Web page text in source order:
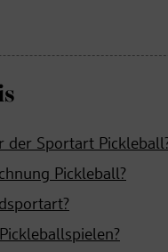
der Sportart
Pickleball?